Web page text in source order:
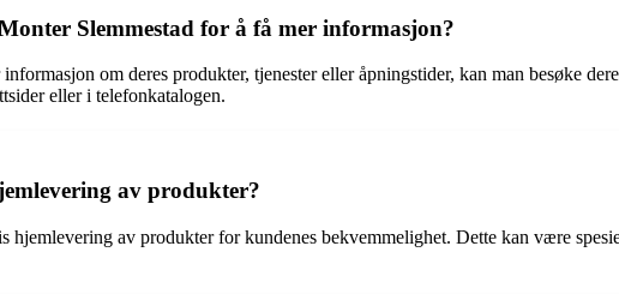
Slemmestad for å få mer informasjon?
om deres produkter, tjenester eller åpningstider, kan man besøke
eller i telefonkatalogen.
av produkter?
av produkter for kundenes bekvemmelighet. Dette kan være